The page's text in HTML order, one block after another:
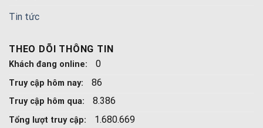
Tin tức
THEO DÕI THÔNG TIN
Khách đang online: 0
Truy cập hôm nay: 86
Truy cập hôm qua: 8.386
Tổng lượt truy cập: 1.680.669